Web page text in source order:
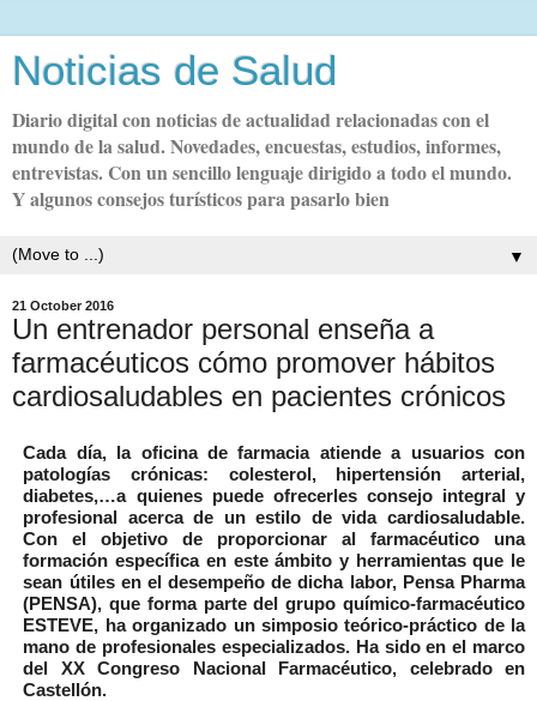
Noticias de Salud
Diario digital con noticias de actualidad relacionadas con el
mundo de la salud. Novedades, encuestas, estudios, informes,
entrevistas. Con un sencillo lenguaje dirigido a todo el mundo.
Y algunos consejos turísticos para pasarlo bien
▼
21 October 2016
Un entrenador personal enseña a
farmacéuticos cómo promover hábitos
cardiosaludables en pacientes crónicos
Cada día, la oficina de farmacia atiende a usuarios con
patologías crónicas: colesterol, hipertensión arterial,
diabetes,…a quienes puede ofrecerles consejo integral y
profesional acerca de un estilo de vida cardiosaludable.
Con el objetivo de proporcionar al farmacéutico una
formación específica en este ámbito y herramientas que le
sean útiles en el desempeño de dicha labor, Pensa Pharma
(PENSA), que forma parte del grupo químico-farmacéutico
ESTEVE, ha organizado un simposio teórico-práctico de la
mano de profesionales especializados. Ha sido en el marco
del XX Congreso Nacional Farmacéutico, celebrado en
Castellón.